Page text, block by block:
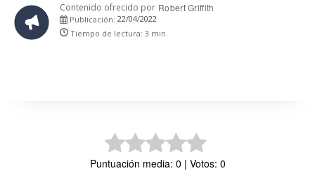
Contenido ofrecido por Robert Griffith
Publicación: 22/04/2022
Tiempo de lectura: 3 min.
Puntuación media: 0 | Votos: 0